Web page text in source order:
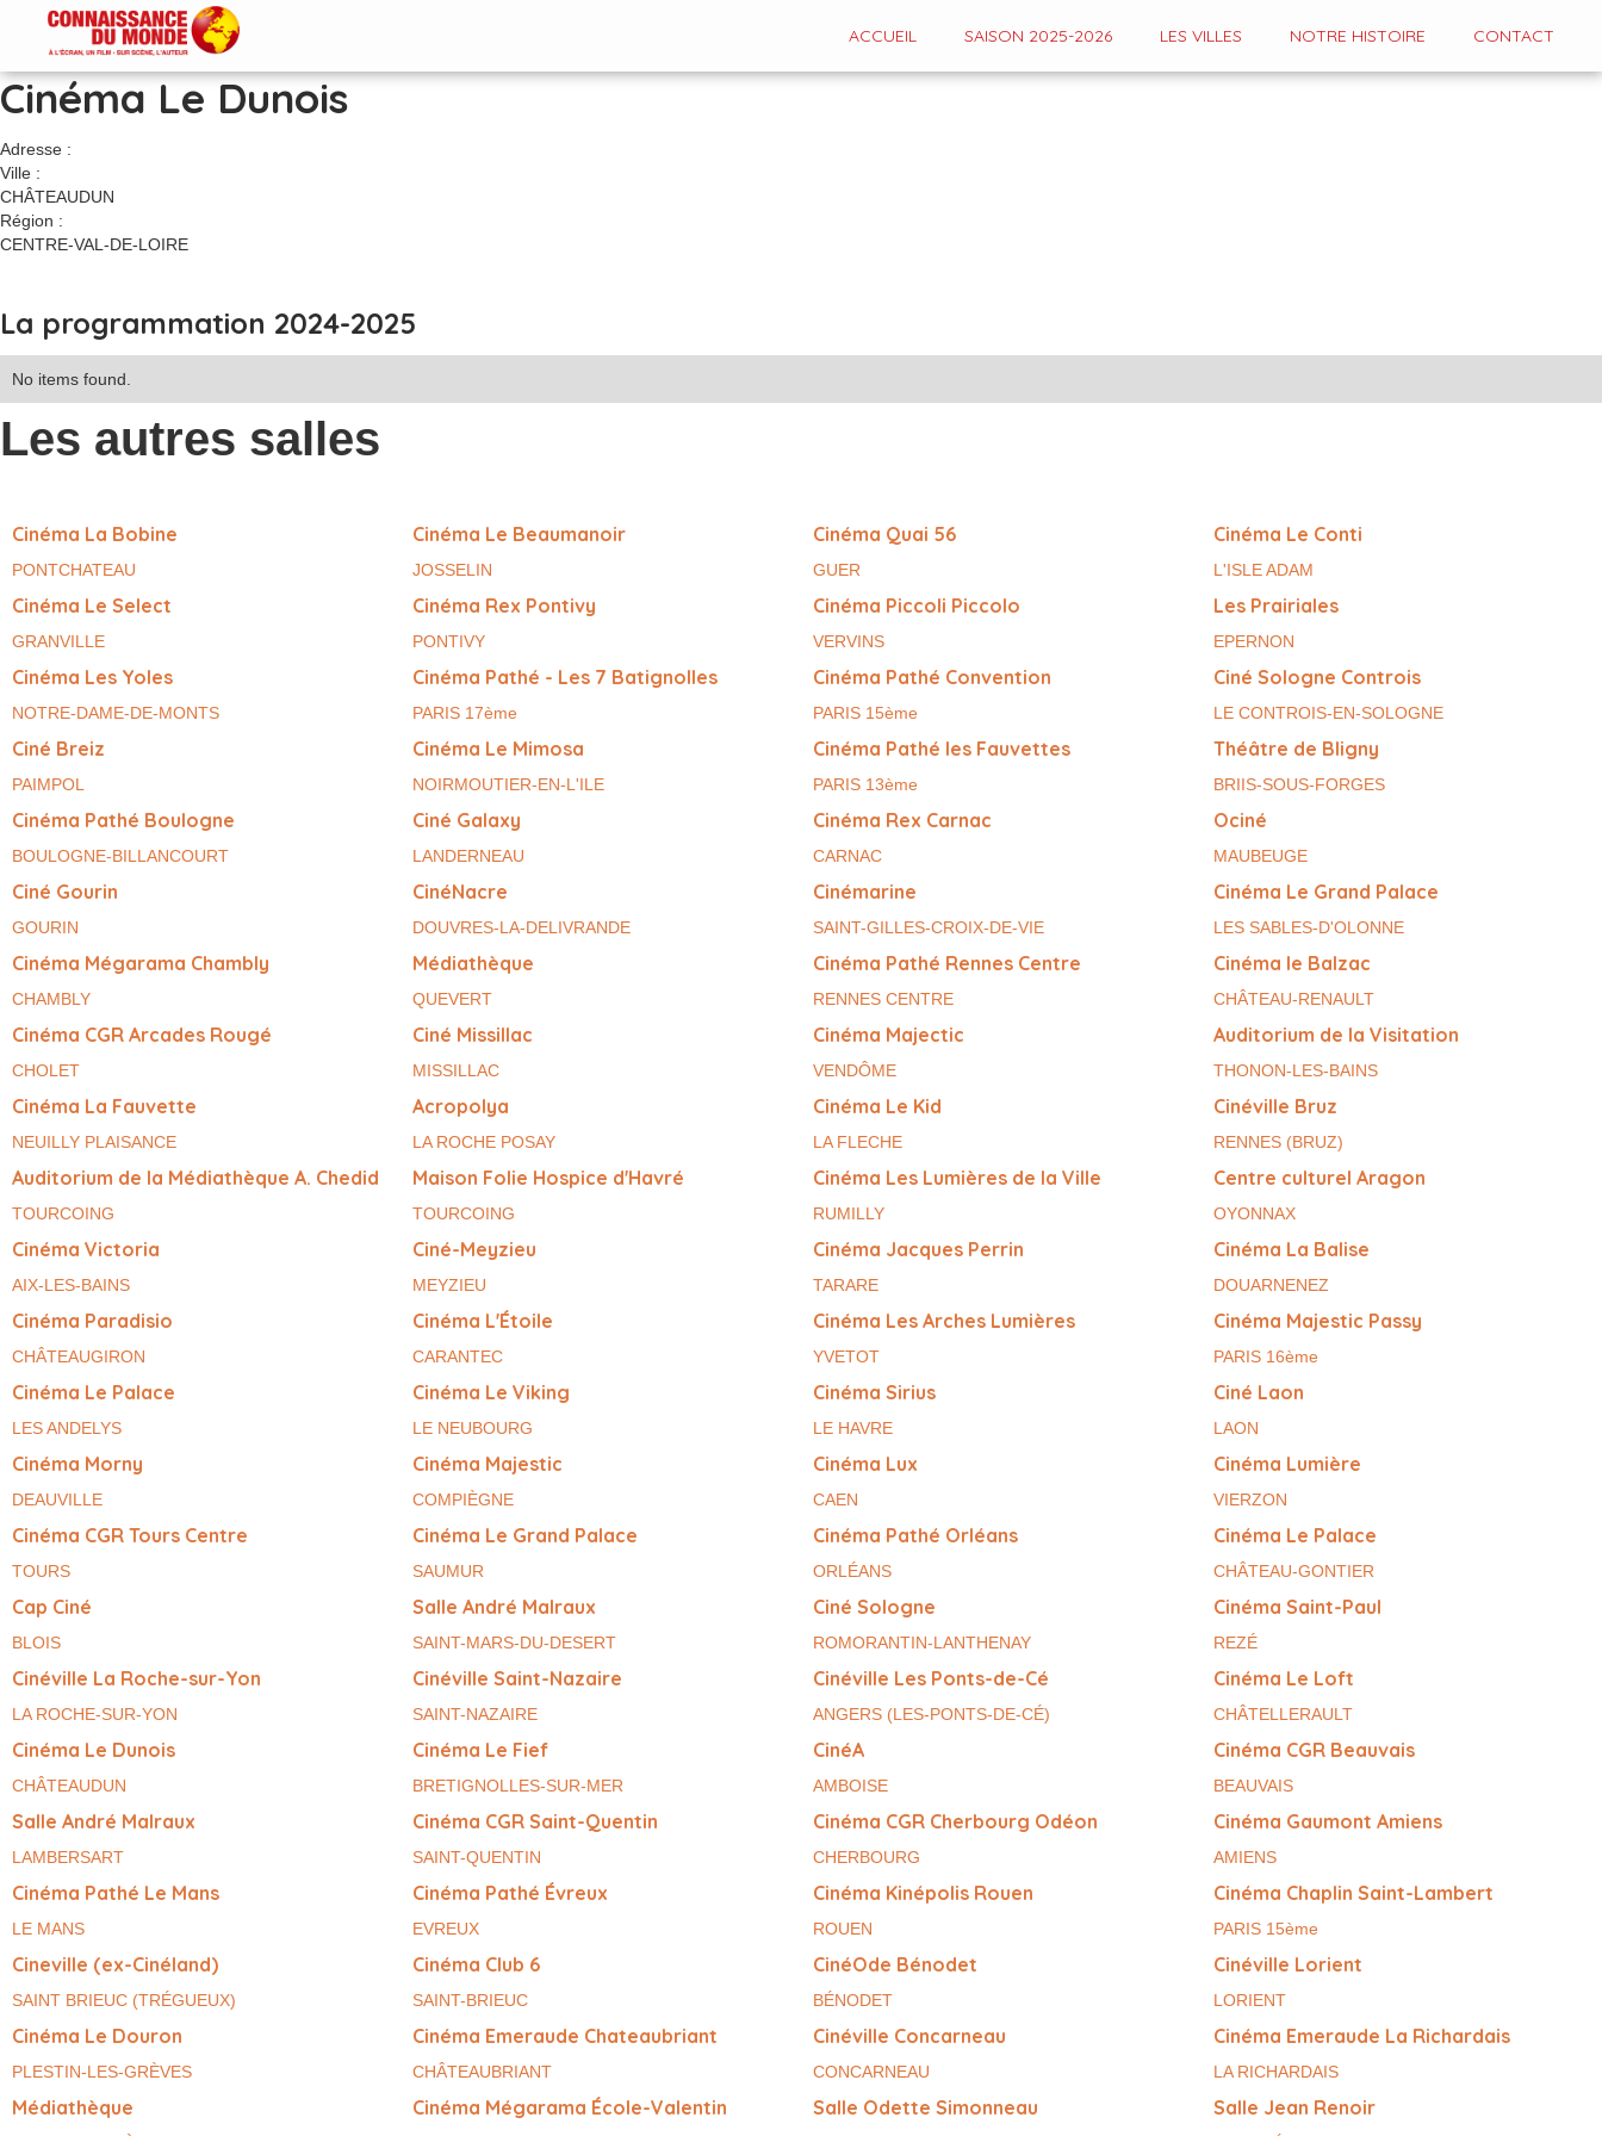
ACCUEIL SAISON 2025-2026 LES VILLES NOTRE HISTOIRE CONTACT
Cinéma Le Dunois
Adresse :
Ville :
CHÂTEAUDUN
Région :
CENTRE-VAL-DE-LOIRE
La programmation 2024-2025
No items found.
Les autres salles
Cinéma La Bobine
PONTCHATEAU
Cinéma Le Beaumanoir
JOSSELIN
Cinéma Quai 56
GUER
Cinéma Le Conti
L'ISLE ADAM
Cinéma Le Select
GRANVILLE
Cinéma Rex Pontivy
PONTIVY
Cinéma Piccoli Piccolo
VERVINS
Les Prairiales
EPERNON
Cinéma Les Yoles
NOTRE-DAME-DE-MONTS
Cinéma Pathé - Les 7 Batignolles
PARIS 17ème
Cinéma Pathé Convention
PARIS 15ème
Ciné Sologne Controis
LE CONTROIS-EN-SOLOGNE
Ciné Breiz
PAIMPOL
Cinéma Le Mimosa
NOIRMOUTIER-EN-L'ILE
Cinéma Pathé les Fauvettes
PARIS 13ème
Théâtre de Bligny
BRIIS-SOUS-FORGES
Cinéma Pathé Boulogne
BOULOGNE-BILLANCOURT
Ciné Galaxy
LANDERNEAU
Cinéma Rex Carnac
CARNAC
Ociné
MAUBEUGE
Ciné Gourin
GOURIN
CinéNacre
DOUVRES-LA-DELIVRANDE
Cinémarine
SAINT-GILLES-CROIX-DE-VIE
Cinéma Le Grand Palace
LES SABLES-D'OLONNE
Cinéma Mégarama Chambly
CHAMBLY
Médiathèque
QUEVERT
Cinéma Pathé Rennes Centre
RENNES CENTRE
Cinéma le Balzac
CHÂTEAU-RENAULT
Cinéma CGR Arcades Rougé
CHOLET
Ciné Missillac
MISSILLAC
Cinéma Majectic
VENDÔME
Auditorium de la Visitation
THONON-LES-BAINS
Cinéma La Fauvette
NEUILLY PLAISANCE
Acropolya
LA ROCHE POSAY
Cinéma Le Kid
LA FLECHE
Cinéville Bruz
RENNES (BRUZ)
Auditorium de la Médiathèque A. Chedid
TOURCOING
Maison Folie Hospice d'Havré
TOURCOING
Cinéma Les Lumières de la Ville
RUMILLY
Centre culturel Aragon
OYONNAX
Cinéma Victoria
AIX-LES-BAINS
Ciné-Meyzieu
MEYZIEU
Cinéma Jacques Perrin
TARARE
Cinéma La Balise
DOUARNENEZ
Cinéma Paradisio
CHÂTEAUGIRON
Cinéma L'Étoile
CARANTEC
Cinéma Les Arches Lumières
YVETOT
Cinéma Majestic Passy
PARIS 16ème
Cinéma Le Palace
LES ANDELYS
Cinéma Le Viking
LE NEUBOURG
Cinéma Sirius
LE HAVRE
Ciné Laon
LAON
Cinéma Morny
DEAUVILLE
Cinéma Majestic
COMPIÈGNE
Cinéma Lux
CAEN
Cinéma Lumière
VIERZON
Cinéma CGR Tours Centre
TOURS
Cinéma Le Grand Palace
SAUMUR
Cinéma Pathé Orléans
ORLÉANS
Cinéma Le Palace
CHÂTEAU-GONTIER
Cap Ciné
BLOIS
Salle André Malraux
SAINT-MARS-DU-DESERT
Ciné Sologne
ROMORANTIN-LANTHENAY
Cinéma Saint-Paul
REZÉ
Cinéville La Roche-sur-Yon
LA ROCHE-SUR-YON
Cinéville Saint-Nazaire
SAINT-NAZAIRE
Cinéville Les Ponts-de-Cé
ANGERS (LES-PONTS-DE-CÉ)
Cinéma Le Loft
CHÂTELLERAULT
Cinéma Le Dunois
CHÂTEAUDUN
Cinéma Le Fief
BRETIGNOLLES-SUR-MER
CinéA
AMBOISE
Cinéma CGR Beauvais
BEAUVAIS
Salle André Malraux
LAMBERSART
Cinéma CGR Saint-Quentin
SAINT-QUENTIN
Cinéma CGR Cherbourg Odéon
CHERBOURG
Cinéma Gaumont Amiens
AMIENS
Cinéma Pathé Le Mans
LE MANS
Cinéma Pathé Évreux
EVREUX
Cinéma Kinépolis Rouen
ROUEN
Cinéma Chaplin Saint-Lambert
PARIS 15ème
Cineville (ex-Cinéland)
SAINT BRIEUC (TRÉGUEUX)
Cinéma Club 6
SAINT-BRIEUC
CinéOde Bénodet
BÉNODET
Cinéville Lorient
LORIENT
Cinéma Le Douron
PLESTIN-LES-GRÈVES
Cinéma Emeraude Chateaubriant
CHÂTEAUBRIANT
Cinéville Concarneau
CONCARNEAU
Cinéma Emeraude La Richardais
LA RICHARDAIS
Médiathèque Cinéma Mégarama École-Valentin Salle Odette Simonneau Salle Jean Renoir